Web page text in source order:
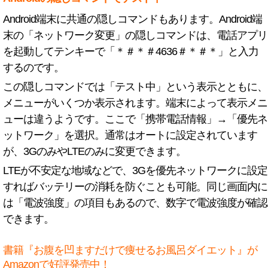
Android端末に共通の隠しコマンドもあります。Android端
末の「ネットワーク変更」の隠しコマンドは、電話アプリ
を起動してテンキーで「＊＃＊＃4636＃＊＃＊」と入力
するのです。
この隠しコマンドでは「テスト中」という表示とともに、
メニューがいくつか表示されます。端末によって表示メニ
ューは違うようです。ここで「携帯電話情報」→「優先ネ
ットワーク」を選択。通常はオートに設定されています
が、3GのみやLTEのみに変更できます。
LTEが不安定な地域などで、3Gを優先ネットワークに設定
すればバッテリーの消耗を防ぐことも可能。同じ画面内に
は「電波強度」の項目もあるので、数字で電波強度が確認
できます。
書籍『お腹を凹ますだけで痩せるお風呂ダイエット』が
Amazonで好評発売中！